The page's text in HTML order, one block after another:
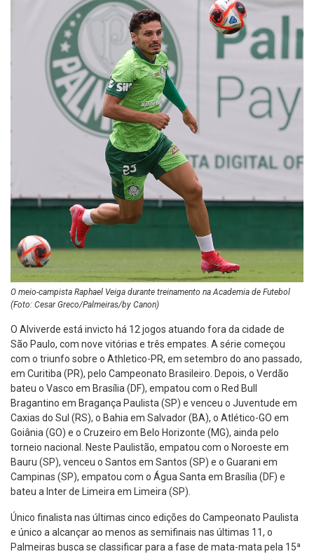
O meio-campista Raphael Veiga durante treinamento na Academia de Futebol
(Foto: Cesar Greco/Palmeiras/by Canon)
O Alviverde está invicto há 12 jogos atuando fora da cidade de
São Paulo, com nove vitórias e três empates. A série começou
com o triunfo sobre o Athletico-PR, em setembro do ano passado,
em Curitiba (PR), pelo Campeonato Brasileiro. Depois, o Verdão
bateu o Vasco em Brasília (DF), empatou com o Red Bull
Bragantino em Bragança Paulista (SP) e venceu o Juventude em
Caxias do Sul (RS), o Bahia em Salvador (BA), o Atlético-GO em
Goiânia (GO) e o Cruzeiro em Belo Horizonte (MG), ainda pelo
torneio nacional. Neste Paulistão, empatou com o Noroeste em
Bauru (SP), venceu o Santos em Santos (SP) e o Guarani em
Campinas (SP), empatou com o Água Santa em Brasília (DF) e
bateu a Inter de Limeira em Limeira (SP).
Único finalista nas últimas cinco edições do Campeonato Paulista
e único a alcançar ao menos as semifinais nas últimas 11, o
Palmeiras busca se classificar para a fase de mata-mata pela 15ª